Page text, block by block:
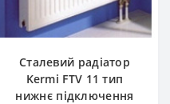
Сталевий радіатор
Kermi FTV 11 тип
нижнє підключення